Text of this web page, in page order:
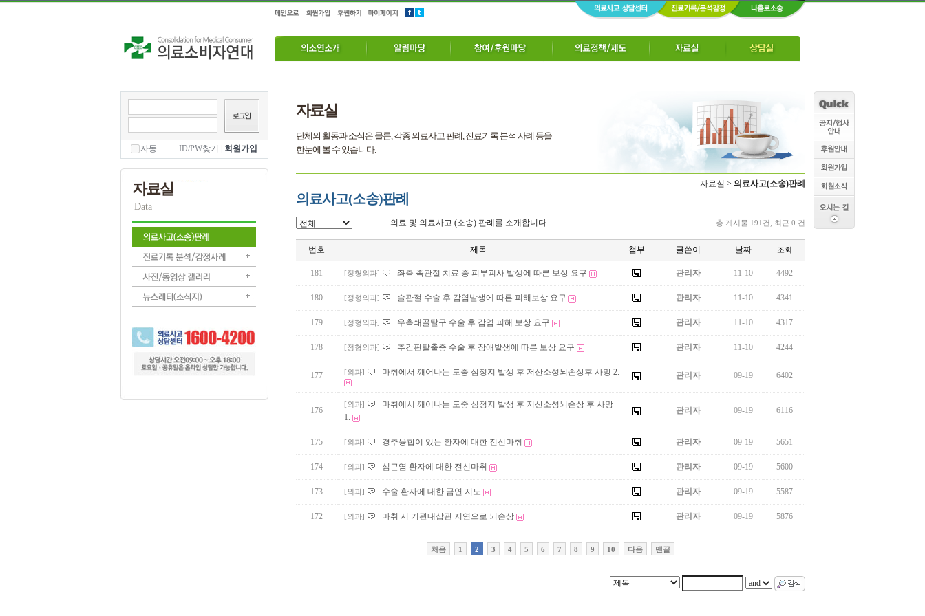
자동 ID/PW찾기 회원가입
자료실
Data
자료실
단체의 활동과 소식은 물론, 각종 의료사고 판례, 진료기록 분석 사례 등을
한눈에 볼 수 있습니다.
자료실 > 의료사고(소송)판례
의료사고(소송)판례
의료 및 의료사고 (소송) 판례를 소개합니다. 총 게시물 191건, 최근 0 건
번호 제목 첨부 글쓴이 날짜 조회
181 [정형외과] 좌측 족관절 치료 중 피부괴사 발생에 따른 보상 요구 관리자 11-10 4492
180 [정형외과] 슬관절 수술 후 감염발생에 따른 피해보상 요구 관리자 11-10 4341
179 [정형외과] 우측쇄골탈구 수술 후 감염 피해 보상 요구 관리자 11-10 4317
178 [정형외과] 추간판탈출증 수술 후 장애발생에 따른 보상 요구 관리자 11-10 4244
177 [외과] 마취에서 깨어나는 도중 심정지 발생 후 저산소성뇌손상후 사망 2. 관리자 09-19 6402
176
[외과]
마취에서 깨어나는 도중 심정지 발생 후 저산소성뇌손상 후 사망
1.
관리자 09-19 6116
175 [외과] 경추융합이 있는 환자에 대한 전신마취 관리자 09-19 5651
174 [외과] 심근염 환자에 대한 전신마취 관리자 09-19 5600
173 [외과] 수술 환자에 대한 금연 지도 관리자 09-19 5587
172 [외과] 마취 시 기관내삽관 지연으로 뇌손상 관리자 09-19 5876
처음 1 2 3 4 5 6 7 8 9 10 다음 맨끝